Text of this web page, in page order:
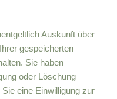
Auskunft über
gespeicherten
Sie haben
oder Löschung
eine Einwilligung zur